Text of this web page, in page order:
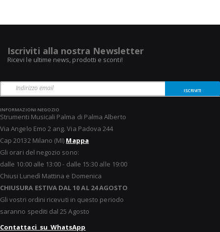
Iscriviti alla nostra Newsletter
Ricevi le ultime news, prodotti e sconti!
ISCRIVITI
INFORMAZIONI NEGOZIO
Strumenti Musicali Palma di Palma Alberto
Via Angelo Emo 2 ang. Via Padova 244
Cap 20132 Milano (MI) Mappa
Gli orari del negozio sono:
dalle 10:00 alle 13:00 - dalle 15:30 alle 19:00
Chiusi Lunedì Mattina e Domenica
CHIUSURA ESTIVA DAL 10 AL 24 AGOSTO
Gli vostri ordini ricevuti in questo periodo
saranno spediti dal 25 Agosto
Contattaci su WhatsApp